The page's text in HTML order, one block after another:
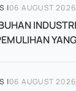
|06 AUGUST 2026
|06 AUGUST 2026